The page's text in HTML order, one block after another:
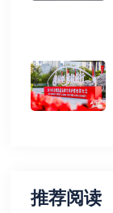
推荐阅读